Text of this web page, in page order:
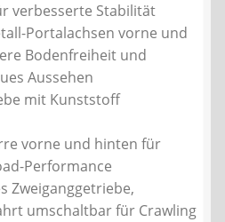
verbesserte Stabilität
Portalachsen vorne und
Bodenfreiheit und
Aussehen
mit Kunststoff
vorne und hinten für
Performance
Zweiganggetriebe,
umschaltbar für Crawling